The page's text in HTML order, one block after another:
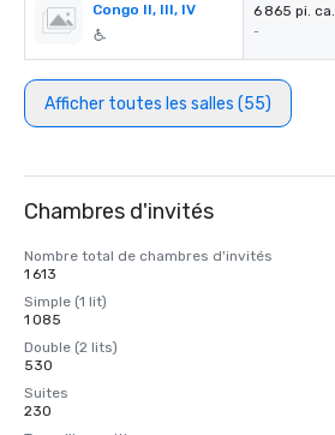
Congo II, III, IV 6 865 pi. ca.
-
Afficher toutes les salles (55)
Chambres d'invités
Nombre total de chambres d'invités
1 613
Simple (1 lit)
1 085
Double (2 lits)
530
Suites
230